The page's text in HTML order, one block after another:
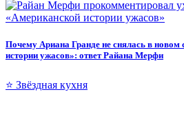
Почему Ариана Гранде не снялась в новом
истории ужасов»: ответ Райана Мерфи
⭐ Звёздная кухня